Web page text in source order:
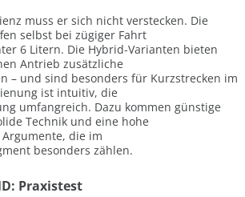
muss er sich nicht verstecken. Die
selbst bei zügiger Fahrt
6 Litern. Die Hybrid-Varianten bieten
Antrieb zusätzliche
– und sind besonders für Kurzstrecken im
ist intuitiv, die
umfangreich. Dazu kommen günstige
Technik und eine hohe
die im
besonders zählen.
Praxistest